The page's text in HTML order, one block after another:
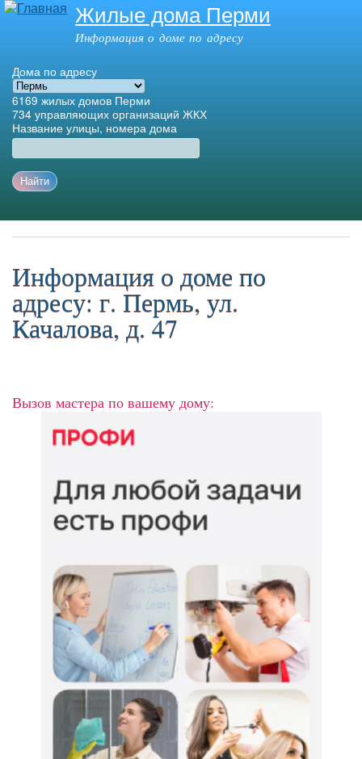
Перейти к
основному
Жилые дома Перми
Информация о доме по адресу
Дома по адресу
6169 жилых домов Перми
734 управляющих организаций ЖКХ
Название улицы, номера дома
Главное меню
Информация о доме по
адресу: г. Пермь, ул.
Качалова, д. 47
Вызов мастера по вашему дому: